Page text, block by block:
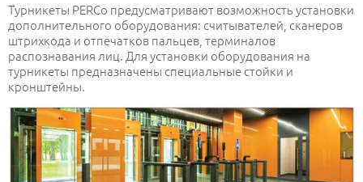
Турникеты PERCo предусматривают возможность установки
дополнительного оборудования: считывателей, сканеров
штрихкода и отпечатков пальцев, терминалов
распознавания лиц. Для установки оборудования на
турникеты предназначены специальные стойки и
кронштейны.